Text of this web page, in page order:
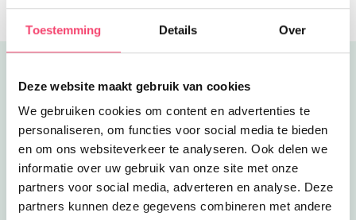
Toestemming Details Over
Deze website maakt gebruik van cookies
We gebruiken cookies om content en advertenties te
personaliseren, om functies voor social media te bieden
en om ons websiteverkeer te analyseren. Ook delen we
informatie over uw gebruik van onze site met onze
partners voor social media, adverteren en analyse. Deze
partners kunnen deze gegevens combineren met andere
Rijksmuseum van Oudheden! 7+
Uitgelicht